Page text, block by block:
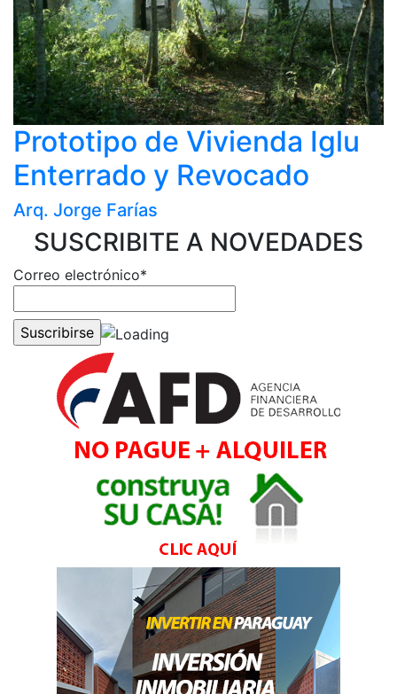
Prototipo de Vivienda Iglu
Enterrado y Revocado
Arq. Jorge Farías
SUSCRIBITE A NOVEDADES
Correo electrónico*